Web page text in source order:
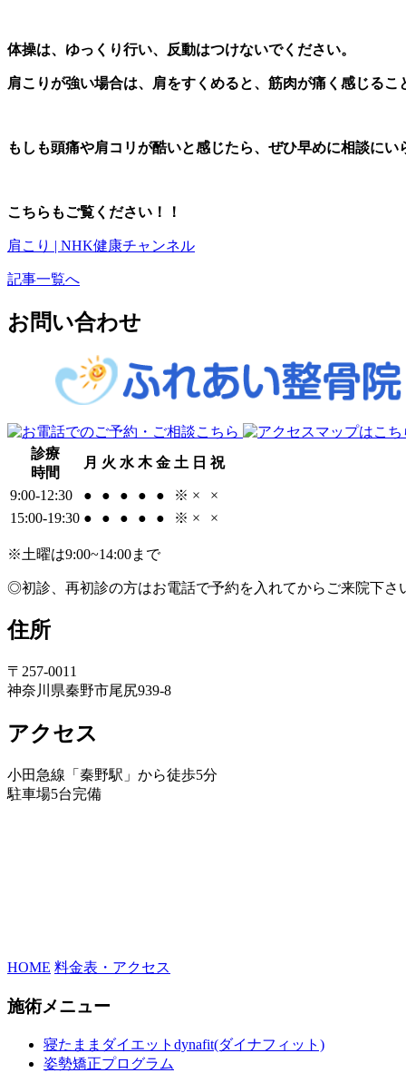
体操は、ゆっくり行い、反動はつけないでください。
肩こりが強い場合は、肩をすくめると、筋肉が痛く感じる
もしも頭痛や肩コリが酷いと感じたら、ぜひ早めに相談に
こちらもご覧ください！！
肩こり | NHK健康チャンネル
記事一覧へ
お問い合わせ
診療
時間
月 火 水 木 金 土 日 祝
9:00-12:30 ● ● ● ● ● ※ ×
×
15:00-19:30 ● ● ● ● ● ※ × ×
※土曜は9:00~14:00まで
◎初診、再初診の方はお電話で予約を入れてからご来院下さ
住所
〒257-0011
神奈川県秦野市尾尻939-8
アクセス
小田急線「秦野駅」から徒歩5分
駐車場5台完備
HOME 料金表・アクセス
施術メニュー
寝たままダイエットdynafit(ダイナフィット)
姿勢矯正プログラム